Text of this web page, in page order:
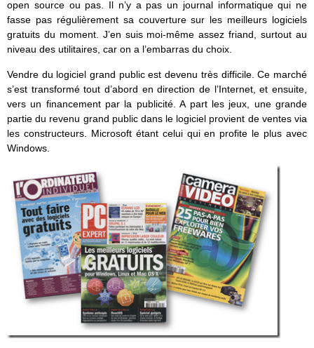
open source ou pas. Il n’y a pas un journal informatique qui ne
fasse pas régulièrement sa couverture sur les meilleurs logiciels
gratuits du moment. J’en suis moi-même assez friand, surtout au
niveau des utilitaires, car on a l’embarras du choix.
Vendre du logiciel grand public est devenu très difficile. Ce marché
s’est transformé tout d’abord en direction de l’Internet, et ensuite,
vers un financement par la publicité. A part les jeux, une grande
partie du revenu grand public dans le logiciel provient de ventes via
les constructeurs. Microsoft étant celui qui en profite le plus avec
Windows.